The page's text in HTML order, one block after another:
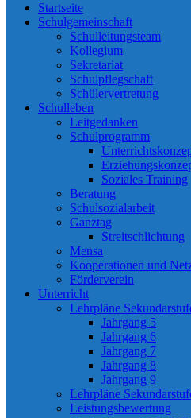
Startseite
Schulgemeinschaft
Schulleitungsteam
Kollegium
Sekretariat
Schulpflegschaft
Schülervertretung
Schulleben
Leitgedanken
Schulprogramm
Soziales Training
Beratung
Schulsozialarbeit
Ganztag
Streitschlichtung
Mensa
Kooperationen und
Förderverein
Unterricht
Lehrpläne
Jahrgang 5
Jahrgang 6
Jahrgang 7
Jahrgang 8
Jahrgang 9
Lehrpläne
Leistungsbewertung